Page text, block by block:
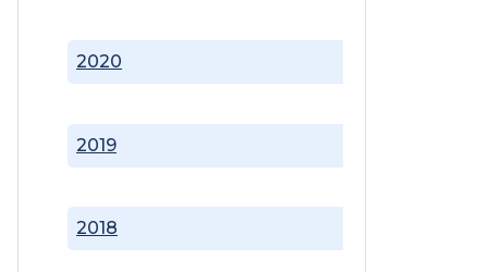
2018
2019
2020